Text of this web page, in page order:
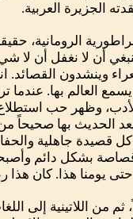
الجزيرة العربية.
الرومانية،
أن لا نغفل أن لا شيء
وينشدون القصائد.
العالم بها. عندما
وظهر حب استطلاع
يعد الحديث بها
جاهلية
كل قصاصة بشكل دائم
يومنا هذا. كان هذا
من اللاتينية إلى